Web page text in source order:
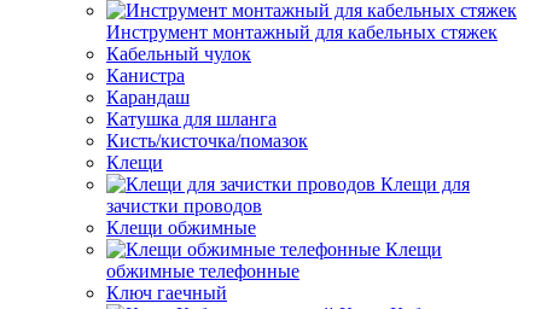
Инструмент монтажный для кабельных стяжек
Кабельный чулок
Канистра
Карандаш
Катушка для шланга
Кисть/кисточка/помазок
Клещи
Клещи для
зачистки проводов
Клещи обжимные
Клещи
обжимные телефонные
Ключ гаечный